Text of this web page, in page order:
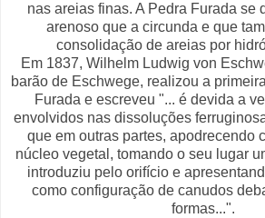
nas areias finas. A Pedra Furada se
arenoso que a circunda e que
consolidação de areias por
Em 1837, Wilhelm Ludwig von
barão de Eschwege, realizou a
Furada e escreveu "... é devida a
envolvidos nas dissoluções
que em outras partes, apodrecendo
núcleo vegetal, tomando o seu lugar
introduziu pelo orifício e
como configuração de canudos
formas...".